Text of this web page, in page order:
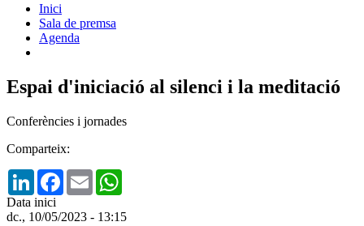
Inici
Sala de premsa
Agenda
Espai d'iniciació al silenci i la meditació
Conferències i jornades
Comparteix:
LinkedInFacebook
Email
Data inici
dc., 10/05/2023 - 13:15